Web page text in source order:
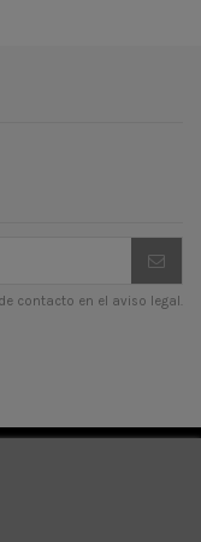
contacto en el aviso legal.